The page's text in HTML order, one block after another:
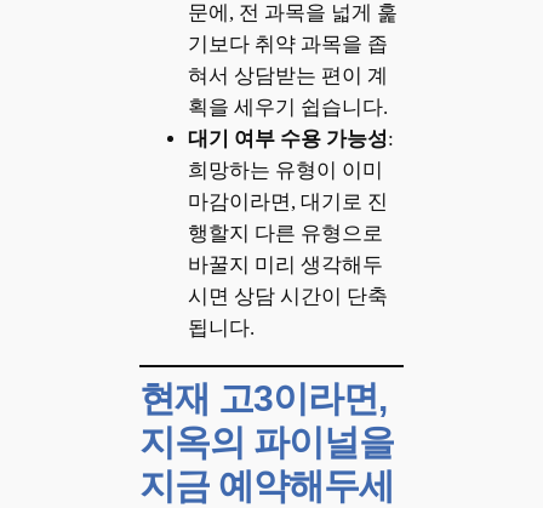
문에, 전 과목을 넓게 훑
기보다 취약 과목을 좁
혀서 상담받는 편이 계
획을 세우기 쉽습니다.
대기 여부 수용 가능성:
희망하는 유형이 이미
마감이라면, 대기로 진
행할지 다른 유형으로
바꿀지 미리 생각해두
시면 상담 시간이 단축
됩니다.
현재 고3이라면,
지옥의 파이널을
지금 예약해두세